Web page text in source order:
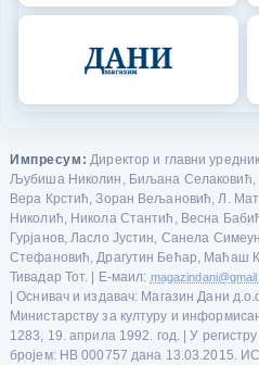
Импресум: Директор и главни
Љубиша Николин, Биљана Селаковић,
Вера Крстић, Зоран Вељановић, Л.
Николић, Никола Стантић, Весна
Гурјанов, Ласло Јустин, Санела
Стефановић, Драгутин Бећар, Маћаш
Тивадар Тот. | Е-маил:
| Оснивач и издавач: Магазин Дани
Министарству за културу и
1283, 19. априла 1992. год. | У
бројем: НВ 000757 дана 13.03.2015.